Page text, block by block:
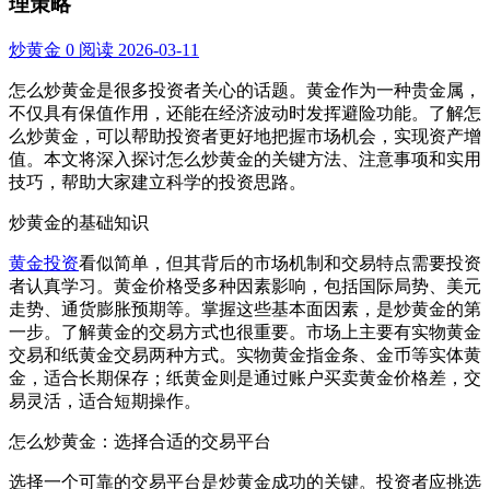
炒黄金 0 阅读 2026-03-11
怎么炒黄金是很多投资者关心的话题。黄金作为一种贵金属，
不仅具有保值作用，还能在经济波动时发挥避险功能。了解怎
么炒黄金，可以帮助投资者更好地把握市场机会，实现资产增
值。本文将深入探讨怎么炒黄金的关键方法、注意事项和实用
技巧，帮助大家建立科学的投资思路。
炒黄金的基础知识
黄金投资看似简单，但其背后的市场机制和交易特点需要投资
者认真学习。黄金价格受多种因素影响，包括国际局势、美元
走势、通货膨胀预期等。掌握这些基本面因素，是炒黄金的第
一步。了解黄金的交易方式也很重要。市场上主要有实物黄金
交易和纸黄金交易两种方式。实物黄金指金条、金币等实体黄
金，适合长期保存；纸黄金则是通过账户买卖黄金价格差，交
易灵活，适合短期操作。
怎么炒黄金：选择合适的交易平台
选择一个可靠的交易平台是炒黄金成功的关键。投资者应挑选